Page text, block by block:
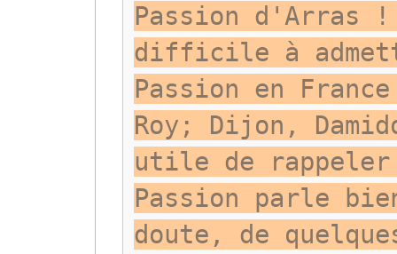
Passion d'Arras
difficile à
Passion en
Roy; Dijon,
utile de
Passion parle
doute, de